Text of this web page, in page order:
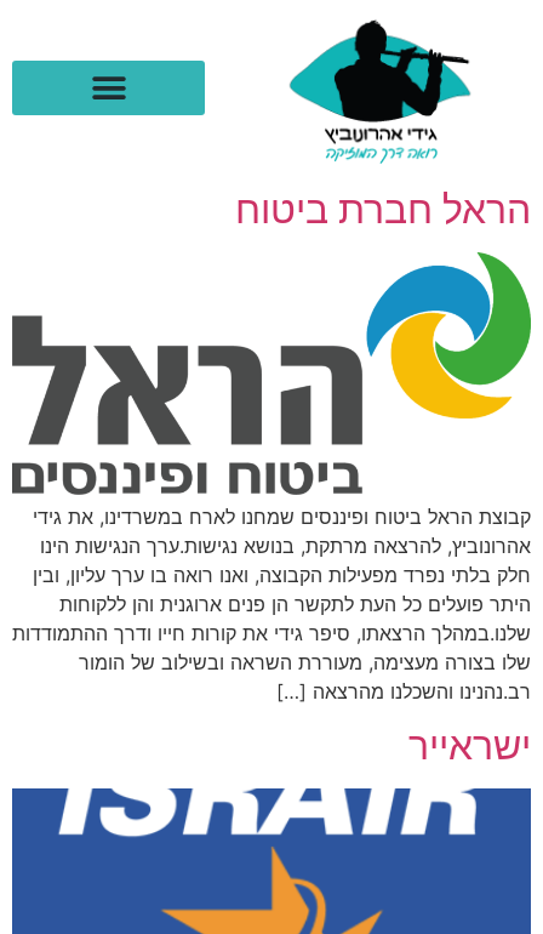
הראל חברת ביטוח
קבוצת הראל ביטוח ופיננסים שמחנו לארח במשרדינו, את גידי
אהרונוביץ, להרצאה מרתקת, בנושא נגישות.ערך הנגישות הינו
חלק בלתי נפרד מפעילות הקבוצה, ואנו רואה בו ערך עליון, ובין
היתר פועלים כל העת לתקשר הן פנים ארוגנית והן ללקוחות
שלנו.במהלך הרצאתו, סיפר גידי את קורות חייו ודרך ההתמודדות
שלו בצורה מעצימה, מעוררת השראה ובשילוב של הומור
רב.נהנינו והשכלנו מהרצאה […]
ישראייר